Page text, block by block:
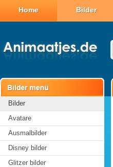
Home Bilder
Bilder
Avatare
Ausmalbilder
Disney bilder
Glitzer bilder